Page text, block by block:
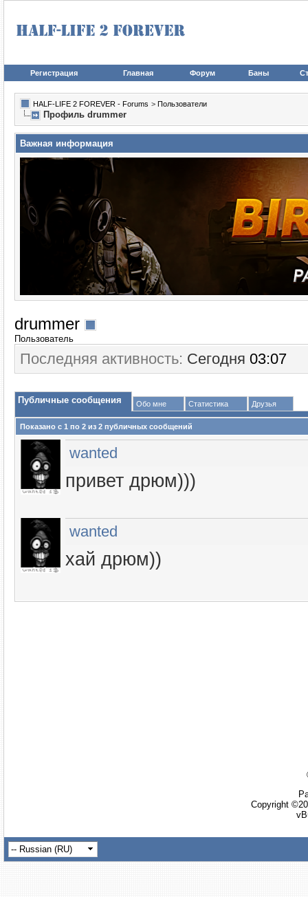
Регистрация Главная Форум Баны
HALF-LIFE 2 FOREVER - Forums > Пользователи
Профиль drummer
Важная информация
drummer
Пользователь
Последняя активность: Сегодня 03:07
Публичные сообщения Обо мне Статистика Друзья
Показано с 1 по 2 из 2 публичных сообщений
wanted
привет дрюм)))
wanted
хай дрюм))
Copyright